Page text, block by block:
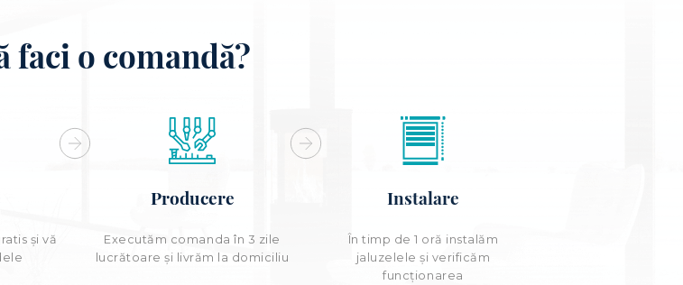
faci o comandă?
și vă
Producere
Executăm comanda în 3 zile
lucrătoare şi livrăm la domiciliu
Instalare
În timp de 1 oră instalăm
jaluzelele și verificăm
funcționarea